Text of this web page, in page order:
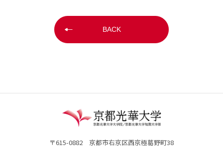
BACK
〒615-0882 京都市右京区西京極葛野町38